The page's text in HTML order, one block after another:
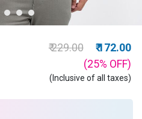
Price reduced from
₹ 229.00to
₹ 172.00
(25% OFF)
(Inclusive of all taxes)